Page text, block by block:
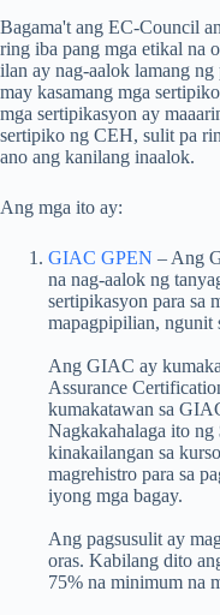
Bagama't ang EC-Council
ring iba pang mga etikal na
ilan ay nag-aalok lamang ng
may kasamang mga
mga sertipikasyon ay
sertipiko ng CEH, sulit pa
ano ang kanilang inaalok.
Ang mga ito ay:
GIAC GPEN – Ang
na nag-aalok ng
sertipikasyon para sa
mapagpipilian, ngunit
Ang GIAC ay
Assurance
kumakatawan sa
Nagkakahalaga ito
kinakailangan sa
magrehistro para sa
iyong mga bagay.
Ang pagsusulit ay
oras. Kabilang dito
75% na minimum na